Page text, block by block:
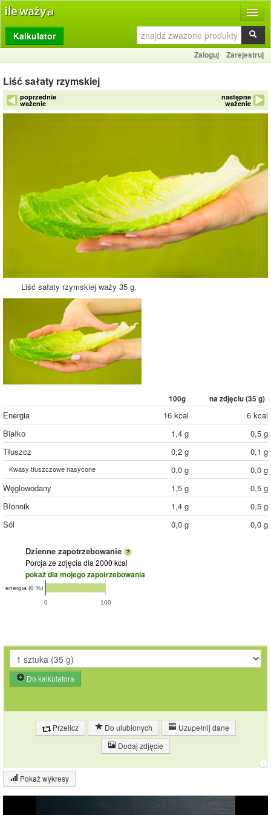
Produkty
Dziennik
Przelicznik
Porównywarka
O stronie
Kontakt
Kalkulator
Zaloguj Zarejestruj
Liść sałaty rzymskiej
poprzednie
ważenie
następne
ważenie
Liść sałaty rzymskiej waży 35 g.
100g na zdjęciu (35 g)
Energia 16 kcal
6 kcal
Białko
1,4 g
0,5 g
Tłuszcz
0,2 g 0,1 g
Kwasy tłuszczowe nasycone 0,0 g
0,0 g
Węglowodany
1,5 g
0,5 g
Błonnik
1,4 g
0,5 g
Sól
0,0 g 0,0 g
Dzienne zapotrzebowanie
Porcja ze zdjęcia dla 2000 kcal
pokaż dla mojego zapotrzebowania
0 100
energia (0 %)
Do kalkulatora
Przelicz Do ulubionych
Uzupełnij dane
Dodaj zdjęcie
Pokaż wykresy
Wykres składu produktu